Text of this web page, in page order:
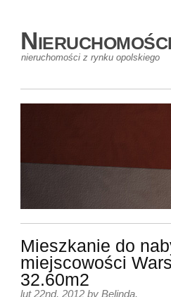
nieruchomości z rynku opolskiego
Mieszkanie do
miejscowości
32.60m2
lut 22nd, 2012 by Belinda.